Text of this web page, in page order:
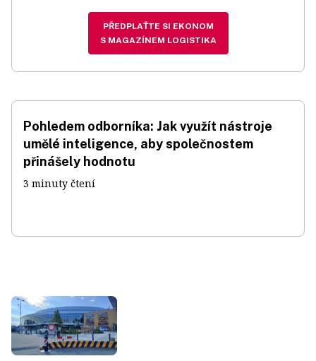
PŘEDPLAŤTE SI EKONOM
S MAGAZÍNEM LOGISTIKA
Pohledem odborníka: Jak využít nástroje
umělé inteligence, aby společnostem
přinášely hodnotu
3 minuty čtení